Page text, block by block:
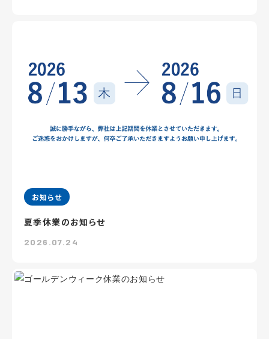
お知らせ
夏季休業のお知らせ
2026.07.24